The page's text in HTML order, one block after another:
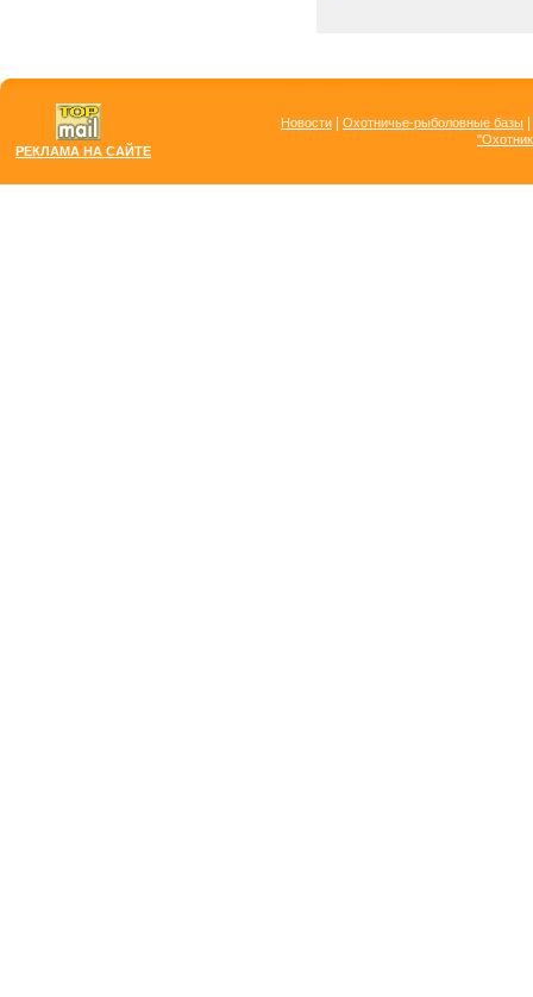
РЕКЛАМА НА САЙТЕ
Новости Охотничье-рыболовные базы